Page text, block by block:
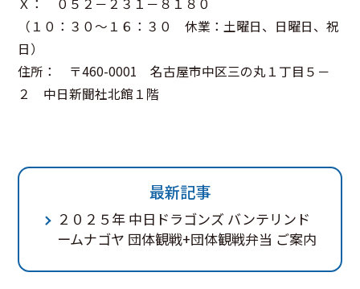
（１０：３０～１６：３０ 休業：土曜日、日曜日、祝
日）
住所： 〒460-0001 名古屋市中区三の丸１丁目５－
２ 中日新聞社北館１階
最新記事
２０２５年 中日ドラゴンズ バンテリンド
ームナゴヤ 団体観戦+団体観戦弁当 ご案内